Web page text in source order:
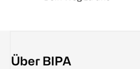
Über BIPA